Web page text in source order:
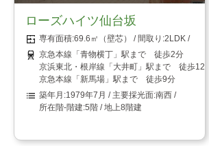
ローズハイツ仙台坂
69.6㎡（壁芯）
2LDK
京急本線「青物横丁」駅まで 徒歩2分
京浜東北・根岸線「大井町」駅まで 徒歩12分
京急本線「新馬場」駅まで 徒歩9分
1979年7月
南西
5階 / 地上8階建